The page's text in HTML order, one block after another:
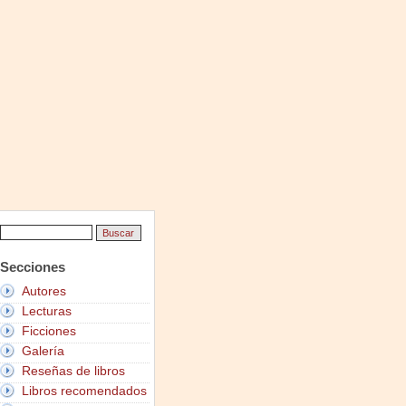
Secciones
Autores
Lecturas
Ficciones
Galería
Reseñas de libros
Libros recomendados